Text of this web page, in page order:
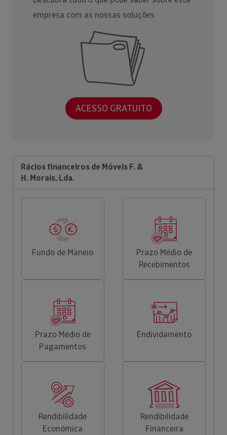
empresa com as nossas soluções
ACESSO GRATUITO
Rácios financeiros de Móveis F. &
H. Morais, Lda.
Fundo de Maneio
Prazo Médio de
Recebimentos
Prazo Médio de
Pagamentos
Endividamento
Rendibilidade
Económica
Rendibilidade
Financeira